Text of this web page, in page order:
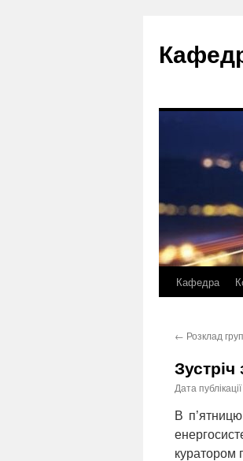
вмісту
Кафедра
← Розклад
Дата публікації
В
куратором